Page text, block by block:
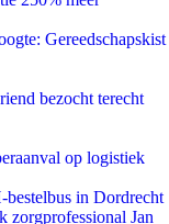
Gereedschapskist
bezocht terecht
op logistiek
in Dordrecht
zorgprofessional Jan